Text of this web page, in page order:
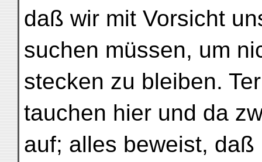
daß wir mit Vorsicht
suchen müssen, um
stecken zu bleiben.
tauchen hier und da
auf; alles beweist,